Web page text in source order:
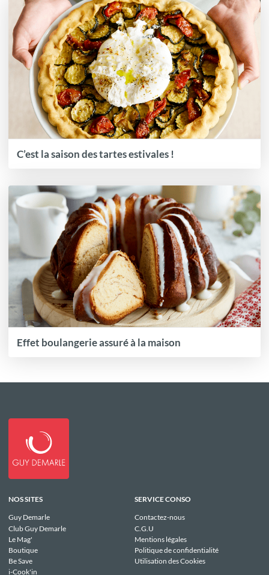
C’est la saison des tartes estivales !
Effet boulangerie assuré à la maison
NOS SITES
Guy Demarle
Club Guy Demarle
Le Mag'
Boutique
Be Save
i-Cook'in
SERVICE CONSO
Contactez-nous
C.G.U
Mentions légales
Politique de confidentialité
Utilisation des Cookies